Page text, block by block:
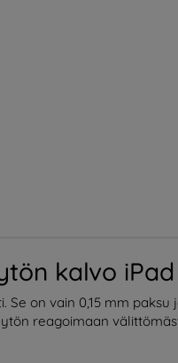
kalvo
on vain 0,15 mm paksu
reagoimaan